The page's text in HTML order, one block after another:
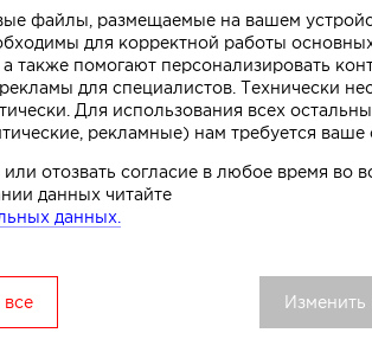
образ емкости с несколькими
был реализован при помощи
Логотип магазина мороженого
систему охлаждения в автоматах
среди других объектов
внимание покупателей как на
которого перемешивание слоев
авторы этого небольшого
файлы, размещаемые на вашем
для корректной работы
также помогают персонализировать
для специалистов. Технически
Для использования всех
рекламные) нам требуется ваше
отозвать согласие в любое время во
данных читайте
данных.
Изменить